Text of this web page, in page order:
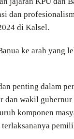
dan
di Kalsel.
ke arah yang
penting dalam
dan wakil
komponen